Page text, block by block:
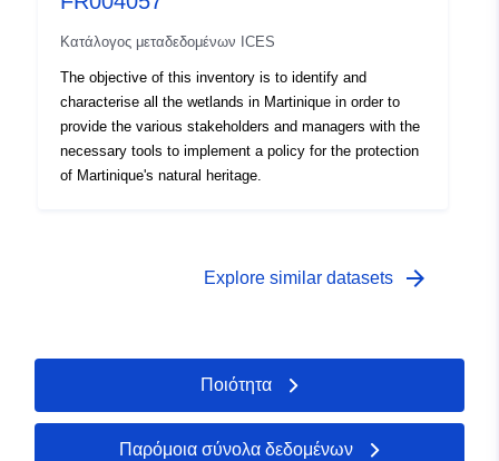
Κατάλογος μεταδεδομένων ICES
The objective of this inventory is to identify and
characterise all the wetlands in Martinique in order to
provide the various stakeholders and managers with the
necessary tools to implement a policy for the protection
of Martinique's natural heritage.
Explore similar datasets arrow_forward
Ποιότητα
Παρόμοια σύνολα δεδομένων